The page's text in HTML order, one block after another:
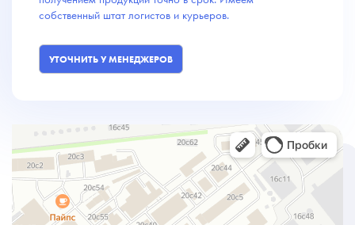
собственный штат логистов и курьеров.
УТОЧНИТЬ У МЕНЕДЖЕРОВ